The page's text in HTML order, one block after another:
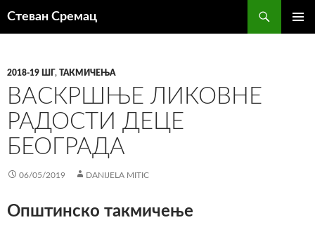
Стеван Сремац
2018-19 ШГ, ТАКМИЧЕЊА
ВАСКРШЊЕ ЛИКОВНЕ
РАДОСТИ ДЕЦЕ
БЕОГРАДА
06/05/2019 DANIJELA MITIC
Општинско такмичење